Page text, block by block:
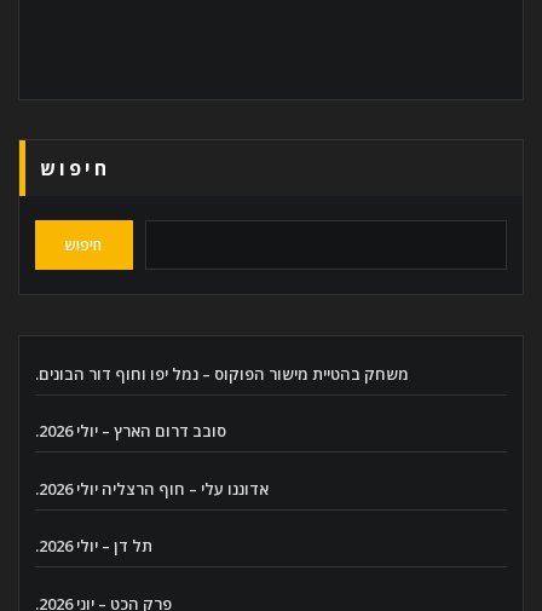
חיפוש
חיפוש
משחק בהטיית מישור הפוקוס – נמל יפו וחוף דור הבונים.
סובב דרום הארץ – יולי 2026.
אדוננו עלי – חוף הרצליה יולי 2026.
תל דן – יולי 2026.
פרק הכט – יוני 2026.